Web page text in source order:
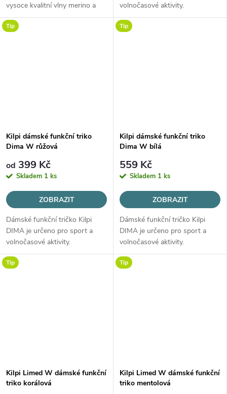
vysoce kvalitní vlny merino a
jemného polyamidového vlákna,
která zajišťuje výbornou
volnočasové aktivity.
Tip
Kilpi dámské funkční triko
Dima W růžová
od 399 Kč
Skladem 1 ks
ZOBRAZIT
Dámské funkční tričko Kilpi
DIMA je určeno pro sport a
volnočasové aktivity.
Tip
Kilpi dámské funkční triko
Dima W bílá
559 Kč
Skladem 1 ks
ZOBRAZIT
Dámské funkční tričko Kilpi
DIMA je určeno pro sport a
volnočasové aktivity.
Tip
Kilpi Limed W dámské funkční
triko korálová
Tip
Kilpi Limed W dámské funkční
triko mentolová